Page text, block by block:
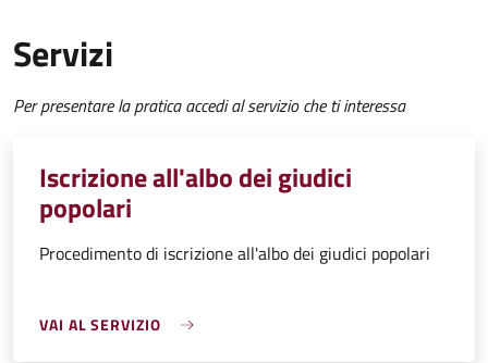
Servizi
Per presentare la pratica accedi al servizio che ti interessa
Iscrizione all'albo dei giudici
popolari
Procedimento di iscrizione all'albo dei giudici popolari
VAI AL SERVIZIO